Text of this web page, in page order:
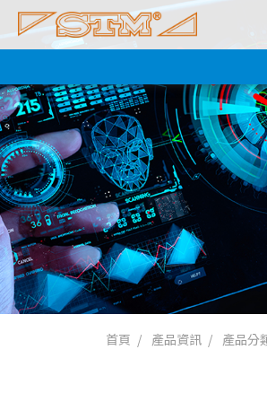
首頁 產品資訊 產品分